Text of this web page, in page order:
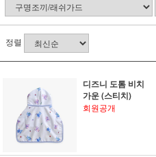
정렬
디즈니 도톰 비치
가운 (스티치)
회원공개